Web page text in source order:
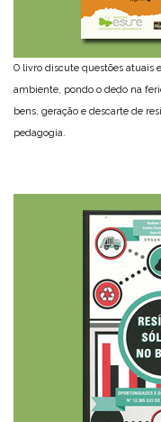
O livro discute questões atuais
ambiente, pondo o dedo na
bens, geração e descarte de
pedagogia.